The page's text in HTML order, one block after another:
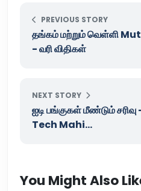
PREVIOUS STORY
தங்கம் மற்றும் வெள்ளி
- வரி விதிகள்
NEXT STORY
ஐடி பங்குகள் மீண்டும்
Tech Mahi...
You Might Also